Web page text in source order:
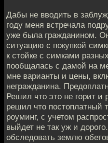
Дабы не вводить в
году меня встречала
уже была гражданином.
ситуацию с покупкой
к стойке с симками
пообщалась с дамой на
мне варианты и цены,
негражданина.
Решил что это не горит и
решил что постоплатный
роуминг, с учетом
выйдет не так уж и
обследовать землю